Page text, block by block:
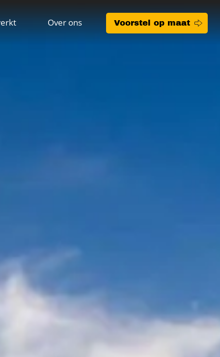
Over ons Voorstel op maat